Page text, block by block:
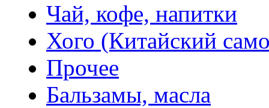
Чай, кофе, напитки
Хого (Китайский
Прочее
Бальзамы, масла